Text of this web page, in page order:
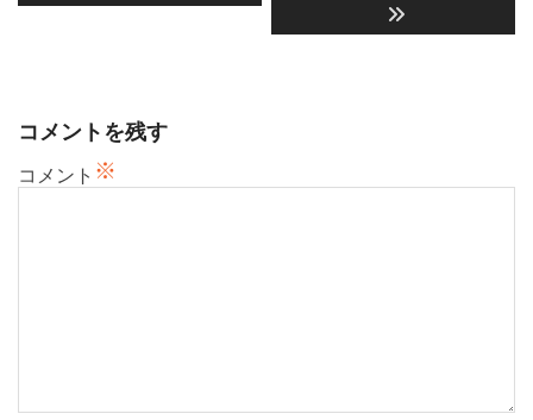
ン
コメントを残す
コメント ※